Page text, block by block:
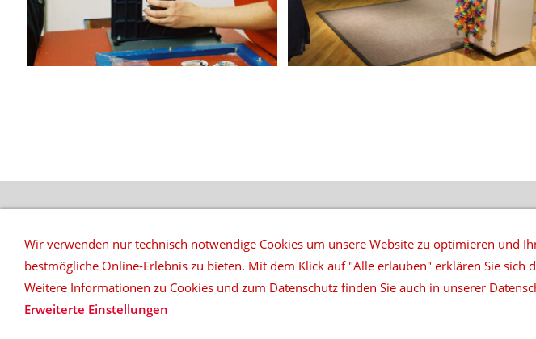
REFERENZEN NETZWERK DATENSCHUTZ
top|ten music & moreDaniel Klöpper | Rosenstraße 6 | D-32832
© 2026
Wir verwenden nur technisch notwendige Cookies um unsere Website zu optimieren und
bestmögliche Online-Erlebnis zu bieten. Mit dem Klick auf "Alle erlauben" erklären Sie sich
Weitere Informationen zu Cookies und zum Datenschutz finden Sie auch in unserer
Erweiterte Einstellungen